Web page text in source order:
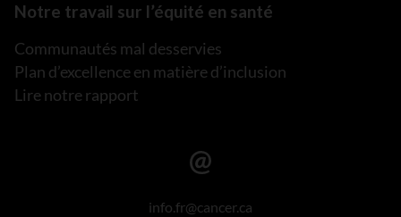
Notre travail sur l’équité en santé
Communautés mal desservies
Plan d’excellence en matière d’inclusion
Lire notre rapport
info.fr@cancer.ca